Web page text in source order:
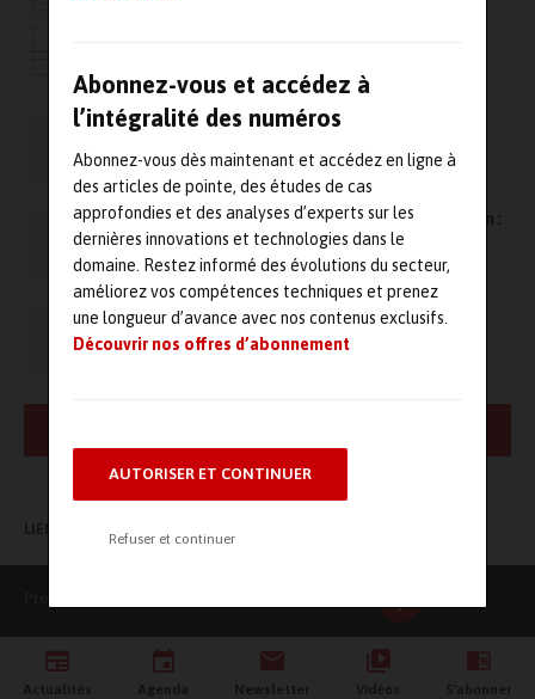
Abonnez-vous et accédez à
l’intégralité des numéros
Abonnez-vous dès maintenant et accédez en ligne à
des articles de pointe, des études de cas
approfondies et des analyses d’experts sur les
dernières innovations et technologies dans le
domaine. Restez informé des évolutions du secteur,
améliorez vos compétences techniques et prenez
une longueur d’avance avec nos contenus exclusifs.
Découvrir nos offres d’abonnement
AUTORISER ET CONTINUER
Refuser et continuer
Journée française de Vibro-Acoustique
Formations dB Vib en acoustique et vibration :
septembre et octobre 2007
DbVib lance un nouveau système de
Surveillance Acoustique et Vibratoire pour
Actualités Agenda Newsletter Vidéos S'abonner
LIENS UTILES